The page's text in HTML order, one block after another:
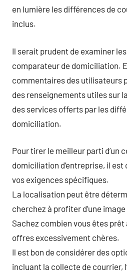
en lumière les différences de
inclus.
Il serait prudent de examiner
comparateur de domiciliation.
commentaires des utilisateurs
des renseignements utiles sur
des services offerts par les
domiciliation.
Pour tirer le meilleur parti d’un
domiciliation d’entreprise, il
vos exigences spécifiques.
La localisation peut être
cherchez à profiter d’une
Sachez combien vous êtes
offres excessivement chères.
Il est bon de considérer des
incluant la collecte de courrier,